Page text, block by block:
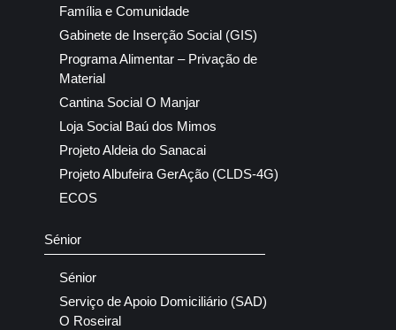
Família e Comunidade
Gabinete de Inserção Social (GIS)
Programa Alimentar – Privação de
Material
Cantina Social O Manjar
Loja Social Baú dos Mimos
Projeto Aldeia do Sanacai
Projeto Albufeira GerAção (CLDS-4G)
ECOS
Sénior
Sénior
Serviço de Apoio Domiciliário (SAD)
O Roseiral